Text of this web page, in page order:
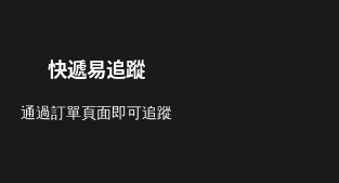
快遞易追蹤
通過訂單頁面即可追蹤